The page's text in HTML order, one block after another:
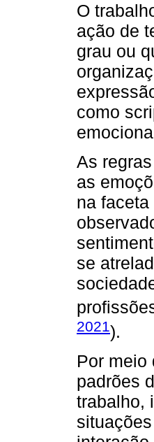
O
ação de
grau ou
como
As
as
na
se
2021).
Por meio
padrões
trabalho,